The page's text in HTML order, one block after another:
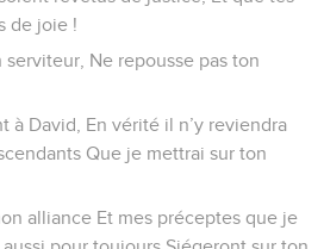
vous sur www.editionsbiblio.fr